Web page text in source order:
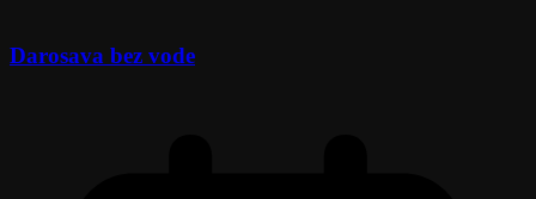
Darosava bez vode